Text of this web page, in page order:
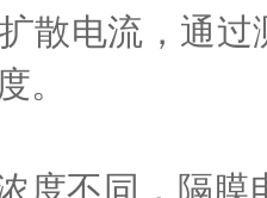
散电流，通
。
不同，隔膜